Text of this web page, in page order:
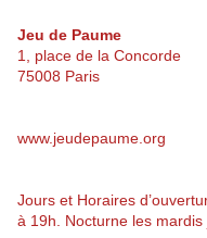
Jeu de Paume
1, place de la Concorde
75008 Paris
www.jeudepaume.org
Jours et Horaires
à 19h. Nocturne les mardis